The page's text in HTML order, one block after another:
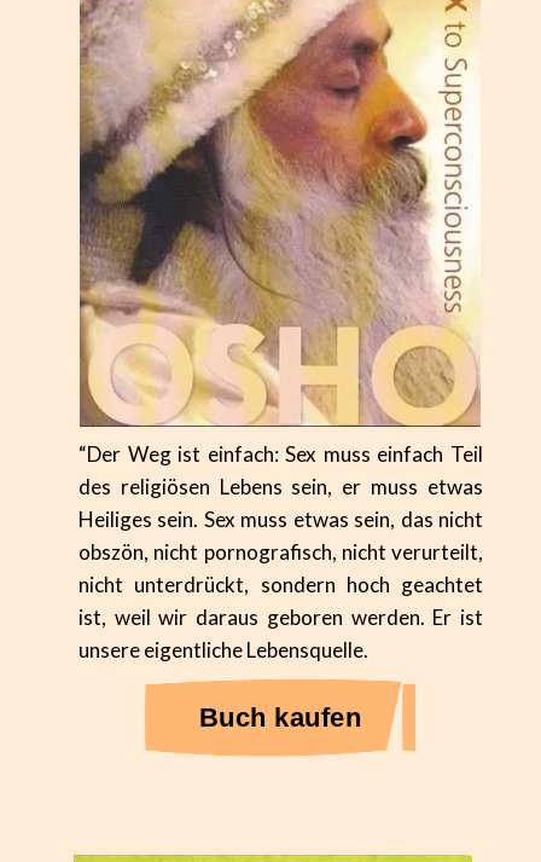
“Der Weg ist einfach: Sex muss einfach Teil
des religiösen Lebens sein, er muss etwas
Heiliges sein. Sex muss etwas sein, das nicht
obszön, nicht pornografisch, nicht verurteilt,
nicht unterdrückt, sondern hoch geachtet
ist, weil wir daraus geboren werden. Er ist
unsere eigentliche Lebensquelle.
Buch kaufen